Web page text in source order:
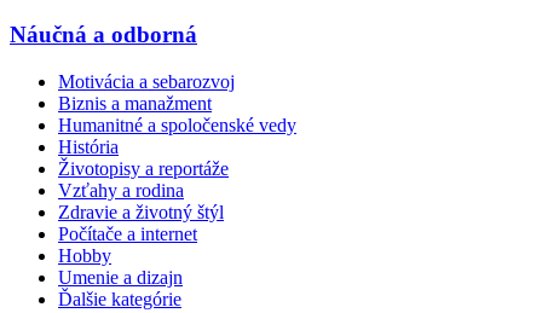
Náučná a odborná
Motivácia a sebarozvoj
Biznis a manažment
Humanitné a spoločenské vedy
História
Životopisy a reportáže
Vzťahy a rodina
Zdravie a životný štýl
Počítače a internet
Hobby
Umenie a dizajn
Ďalšie kategórie